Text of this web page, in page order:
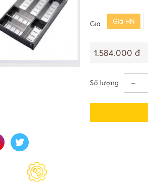
Giá Giá HN
1.584.000 đ
Số lượng